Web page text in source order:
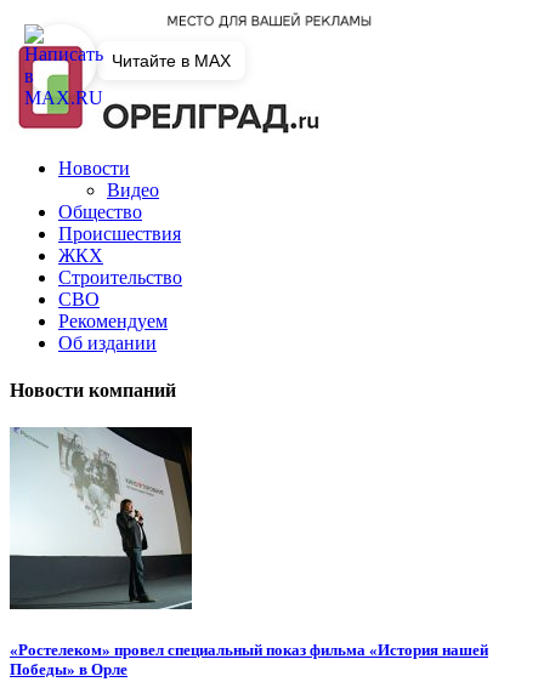
Новости
Видео
Общество
Происшествия
ЖКХ
Строительство
СВО
Рекомендуем
Об издании
Новости компаний
«Ростелеком» провел специальный показ фильма «История нашей
Победы» в Орле
Читайте в MAX